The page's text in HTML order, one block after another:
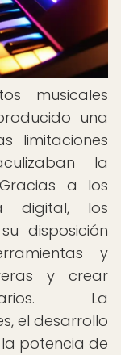
musicales
una
limitaciones
la
a los
digital, los
disposición
y
y crear
La
el desarrollo
potencia de